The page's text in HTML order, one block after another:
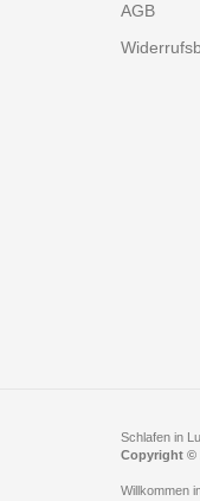
AGB
Schlafen in
Copyright ©
Willkommen